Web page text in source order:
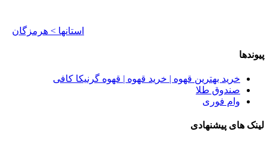
استانها > هرمزگان
پیوندها
خرید بهترین قهوه | خرید قهوه | قهوه گرنیکا کافی
صندوق طلا
وام فوری
لینک های پیشنهادی